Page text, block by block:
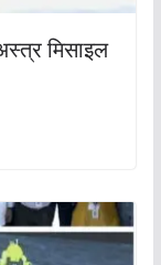
मिसाइल